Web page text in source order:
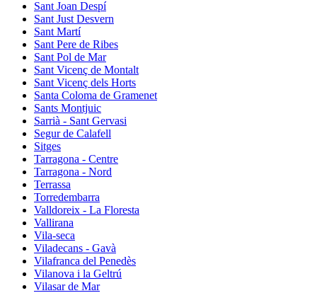
Sant Joan Despí
Sant Just Desvern
Sant Martí
Sant Pere de Ribes
Sant Pol de Mar
Sant Vicenç de Montalt
Sant Vicenç dels Horts
Santa Coloma de Gramenet
Sants Montjuic
Sarrià - Sant Gervasi
Segur de Calafell
Sitges
Tarragona - Centre
Tarragona - Nord
Terrassa
Torredembarra
Valldoreix - La Floresta
Vallirana
Vila-seca
Viladecans - Gavà
Vilafranca del Penedès
Vilanova i la Geltrú
Vilasar de Mar